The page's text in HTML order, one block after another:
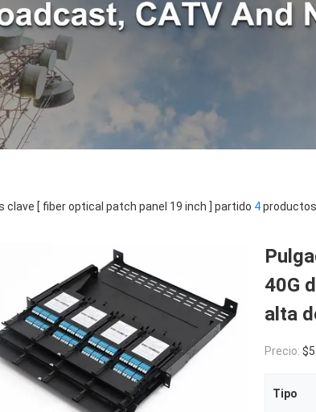
clave [ fiber optical patch panel 19 inch ] partido 4productos.
40G
alta
Precio:
Tipo